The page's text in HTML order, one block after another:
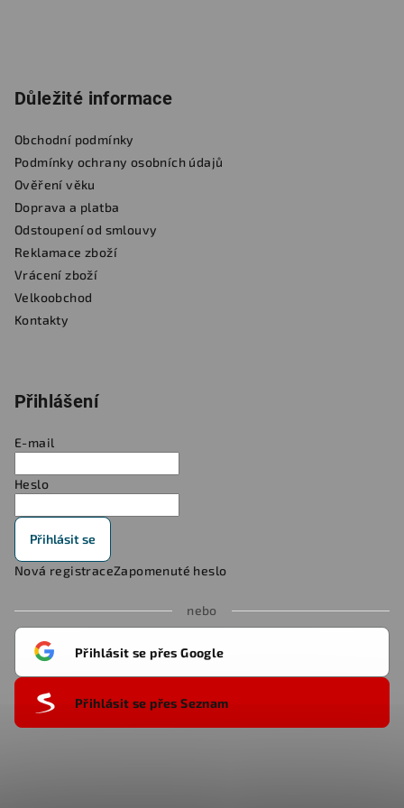
Důležité informace
Obchodní podmínky
Podmínky ochrany osobních údajů
Ověření věku
Doprava a platba
Odstoupení od smlouvy
Reklamace zboží
Vrácení zboží
Velkoobchod
Kontakty
Přihlášení
E-mail
Heslo
Přihlásit se
Nová registraceZapomenuté heslo
nebo
Přihlásit se přes Google
Přihlásit se přes Seznam